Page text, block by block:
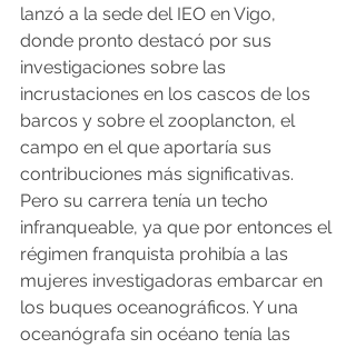
lanzó a la sede del IEO en Vigo,
donde pronto destacó por sus
investigaciones sobre las
incrustaciones en los cascos de los
barcos y sobre el zooplancton, el
campo en el que aportaría sus
contribuciones más significativas.
Pero su carrera tenía un techo
infranqueable, ya que por entonces el
régimen franquista prohibía a las
mujeres investigadoras embarcar en
los buques oceanográficos. Y una
oceanógrafa sin océano tenía las